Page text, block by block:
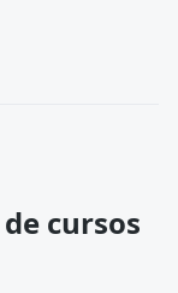
cursos